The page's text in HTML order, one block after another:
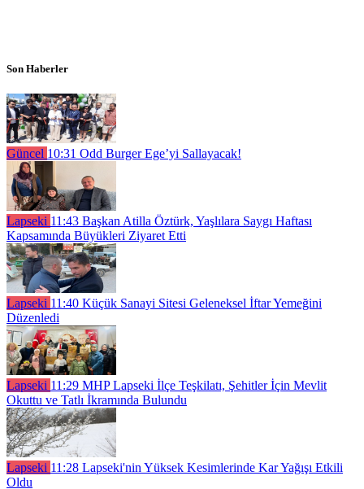
Son Haberler
Güncel 10:31 Odd Burger Ege’yi Sallayacak!
Lapseki 11:43 Başkan Atilla Öztürk, Yaşlılara Saygı Haftası
Kapsamında Büyükleri Ziyaret Etti
Lapseki 11:40 Küçük Sanayi Sitesi Geleneksel İftar Yemeğini
Düzenledi
Lapseki 11:29 MHP Lapseki İlçe Teşkilatı, Şehitler İçin Mevlit
Okuttu ve Tatlı İkramında Bulundu
Lapseki 11:28 Lapseki'nin Yüksek Kesimlerinde Kar Yağışı Etkili
Oldu